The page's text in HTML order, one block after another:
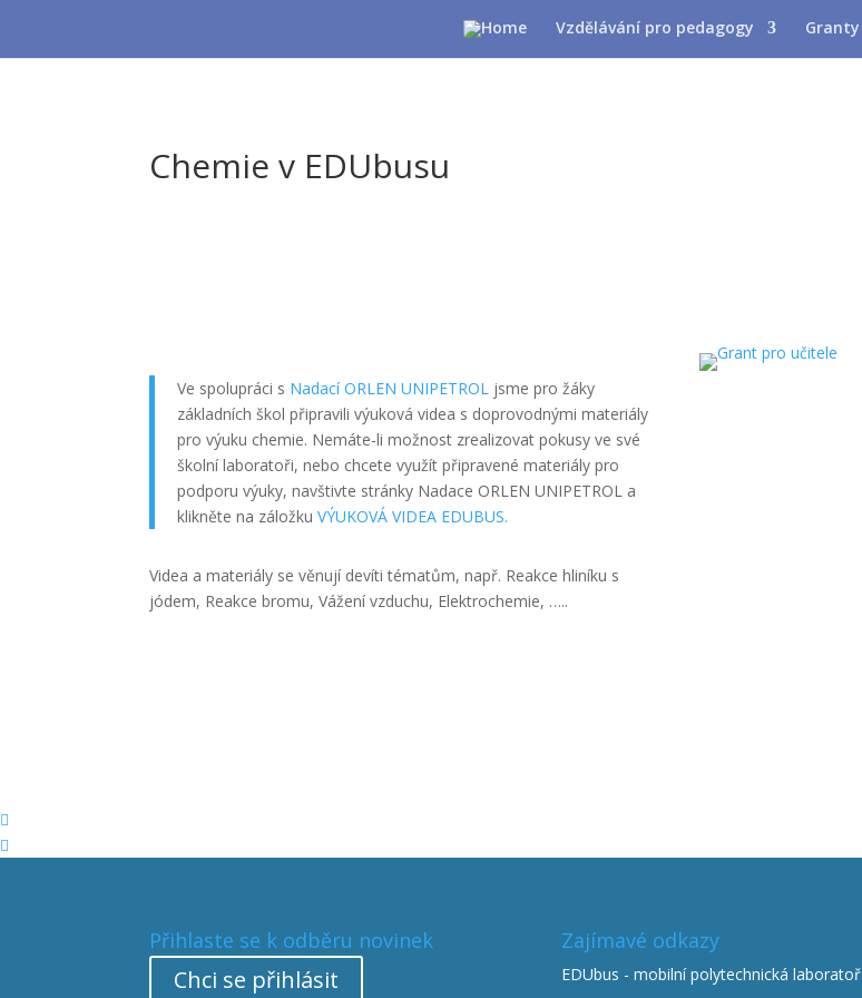
Vzdělávání pro pedagogy Granty
Chemie v EDUbusu
Ve spolupráci s Nadací ORLEN UNIPETROL jsme pro žáky
základních škol připravili výuková videa s doprovodnými materiály
pro výuku chemie. Nemáte-li možnost zrealizovat pokusy ve své
školní laboratoři, nebo chcete využít připravené materiály pro
podporu výuky, navštivte stránky Nadace ORLEN UNIPETROL a
klikněte na záložkuVÝUKOVÁ VIDEA EDUBUS.
Videa a materiály se věnují devíti tématům, např. Reakce hliníku s
jódem, Reakce bromu, Vážení vzduchu, Elektrochemie, …..


Přihlaste se k odběru novinek
Chci se přihlásit
Zajímavé odkazy
EDUbus - mobilní polytechnická laboratoř